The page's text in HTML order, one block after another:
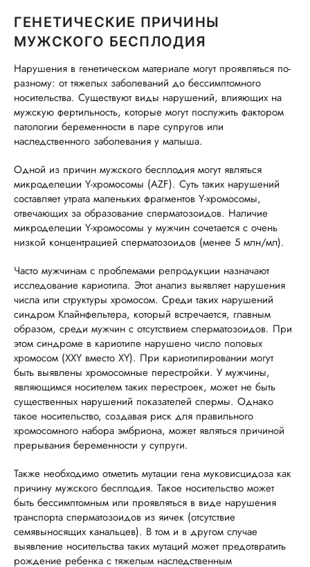
ГЕНЕТИЧЕСКИЕ ПРИЧИНЫ
МУЖСКОГО БЕСПЛОДИЯ
Нарушения в генетическом материале могут проявляться по-
разному: от тяжелых заболеваний до бессимптомного
носительства. Существуют виды нарушений, влияющих на
мужскую фертильность, которые могут послужить фактором
патологии беременности в паре супругов или
наследственного заболевания у малыша.
Одной из причин мужского бесплодия могут являться
микроделеции Y-хромосомы (AZF). Суть таких нарушений
составляет утрата маленьких фрагментов Y-хромосомы,
отвечающих за образование сперматозоидов. Наличие
микроделеции Y-хромосомы у мужчин сочетается с очень
низкой концентрацией сперматозоидов (менее 5 млн/мл).
Часто мужчинам с проблемами репродукции назначают
исследование кариотипа. Этот анализ выявляет нарушения
числа или структуры хромосом. Среди таких нарушений
синдром Клайнфельтера, который встречается, главным
образом, среди мужчин с отсутствием сперматозоидов. При
этом синдроме в кариотипе нарушено число половых
хромосом (XXY вместо XY). При кариотипировании могут
быть выявлены хромосомные перестройки. У мужчины,
являющимся носителем таких перестроек, может не быть
существенных нарушений показателей спермы. Однако
такое носительство, создавая риск для правильного
хромосомного набора эмбриона, может являться причиной
прерывания беременности у супруги.
Также необходимо отметить мутации гена муковисцидоза как
причину мужского бесплодия. Такое носительство может
быть бессимптомным или проявляться в виде нарушения
транспорта сперматозоидов из яичек (отсутствие
семявыносящих канальцев). В том и в другом случае
выявление носительства таких мутаций может предотвратить
рождение ребенка с тяжелым наследственным